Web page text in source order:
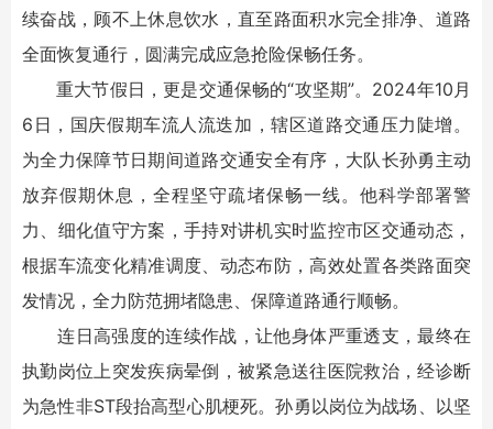
续奋战，顾不上休息饮水，直至路面积水完全排净、道路
全面恢复通行，圆满完成应急抢险保畅任务。
重大节假日，更是交通保畅的“攻坚期”。2024年10月
6日，国庆假期车流人流迭加，辖区道路交通压力陡增。
为全力保障节日期间道路交通安全有序，大队长孙勇主动
放弃假期休息，全程坚守疏堵保畅一线。他科学部署警
力、细化值守方案，手持对讲机实时监控市区交通动态，
根据车流变化精准调度、动态布防，高效处置各类路面突
发情况，全力防范拥堵隐患、保障道路通行顺畅。
连日高强度的连续作战，让他身体严重透支，最终在
执勤岗位上突发疾病晕倒，被紧急送往医院救治，经诊断
为急性非ST段抬高型心肌梗死。孙勇以岗位为战场、以坚